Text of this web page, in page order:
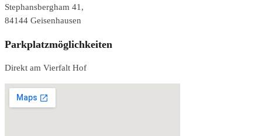
Stephansbergham 41,
84144 Geisenhausen
Parkplatzmöglichkeiten
Direkt am Vierfalt Hof